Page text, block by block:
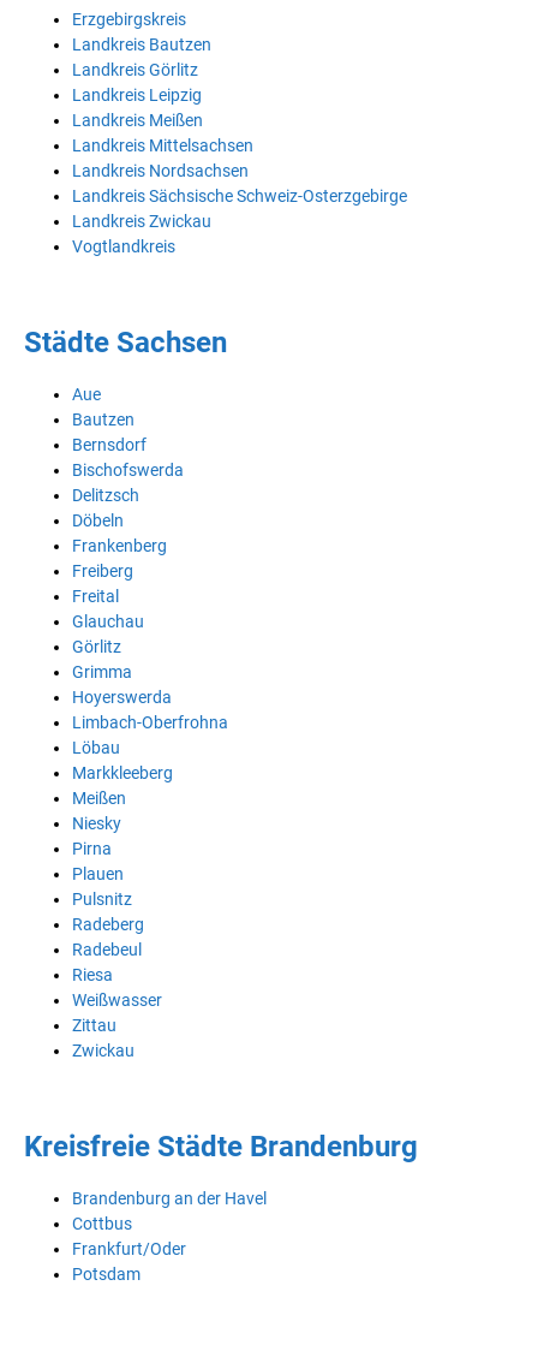
Erzgebirgskreis
Landkreis Bautzen
Landkreis Görlitz
Landkreis Leipzig
Landkreis Meißen
Landkreis Mittelsachsen
Landkreis Nordsachsen
Landkreis Sächsische Schweiz-Osterzgebirge
Landkreis Zwickau
Vogtlandkreis
Städte Sachsen
Aue
Bautzen
Bernsdorf
Bischofswerda
Delitzsch
Döbeln
Frankenberg
Freiberg
Freital
Glauchau
Görlitz
Grimma
Hoyerswerda
Limbach-Oberfrohna
Löbau
Markkleeberg
Meißen
Niesky
Pirna
Plauen
Pulsnitz
Radeberg
Radebeul
Riesa
Weißwasser
Zittau
Zwickau
Kreisfreie Städte Brandenburg
Brandenburg an der Havel
Cottbus
Frankfurt/Oder
Potsdam